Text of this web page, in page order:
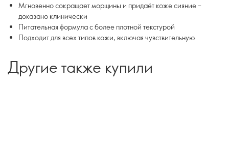
Мгновенно сокращает морщины и придаёт коже сияние –
доказано клинически
Питательная формула с более плотной текстурой
Подходит для всех типов кожи, включая чувствительную
Другие также купили